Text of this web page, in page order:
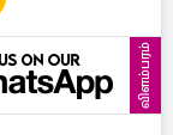
விளம்பரம்